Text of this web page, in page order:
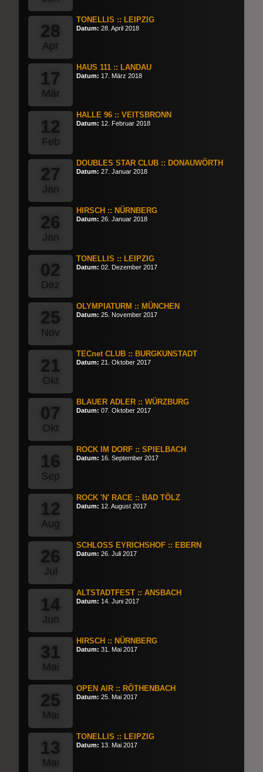
28
Apr
TONELLIS :: LEIPZIG
Datum: 28. April 2018
17
Mär
HAUS 111 :: LANDAU
Datum: 17. März 2018
12
Feb
HALLE 96 :: VEITSBRONN
Datum: 12. Februar 2018
27
Jan
DOUBLES STAR CLUB :: DONAUWÖRTH
Datum: 27. Januar 2018
26
Jan
HIRSCH :: NÜRNBERG
Datum: 26. Januar 2018
02
Dez
TONELLIS :: LEIPZIG
Datum: 02. Dezember 2017
25
Nov
OLYMPIATURM :: MÜNCHEN
Datum: 25. November 2017
21
Okt
TECnet CLUB :: BURGKUNSTADT
Datum: 21. Oktober 2017
07
Okt
BLAUER ADLER :: WÜRZBURG
Datum: 07. Oktober 2017
16
Sep
ROCK IM DORF :: SPIELBACH
Datum: 16. September 2017
12
Aug
ROCK 'N' RACE :: BAD TÖLZ
Datum: 12. August 2017
26
Jul
SCHLOSS EYRICHSHOF :: EBERN
Datum: 26. Juli 2017
14
Jun
ALTSTADTFEST :: ANSBACH
Datum: 14. Juni 2017
31
Mai
HIRSCH :: NÜRNBERG
Datum: 31. Mai 2017
25
Mai
OPEN AIR :: RÖTHENBACH
Datum: 25. Mai 2017
13
Mai
TONELLIS :: LEIPZIG
Datum: 13. Mai 2017